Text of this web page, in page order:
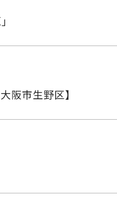
阪市生野区】